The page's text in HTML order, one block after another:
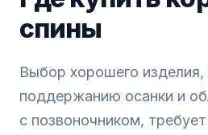
спины
Выбор хорошего
поддержанию осанки и
с позвоночником,